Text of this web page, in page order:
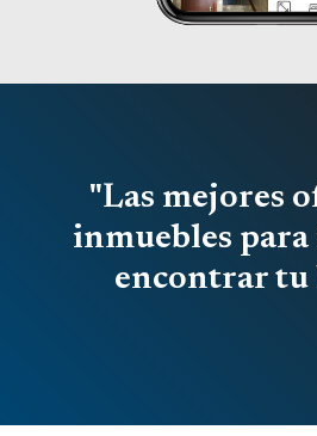
"Las mejores
inmuebles
encontrar tu